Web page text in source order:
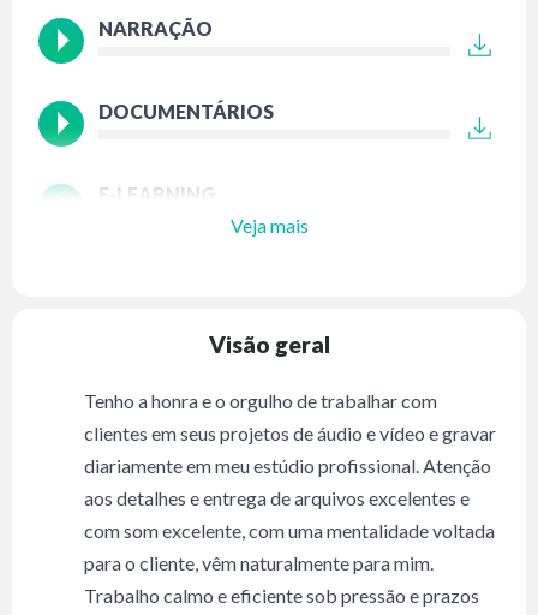
NARRAÇÃO
DOCUMENTÁRIOS
E-LEARNING
Veja mais
Visão geral
Tenho a honra e o orgulho de trabalhar com
clientes em seus projetos de áudio e vídeo e gravar
diariamente em meu estúdio profissional. Atenção
aos detalhes e entrega de arquivos excelentes e
com som excelente, com uma mentalidade voltada
para o cliente, vêm naturalmente para mim.
Trabalho calmo e eficiente sob pressão e prazos